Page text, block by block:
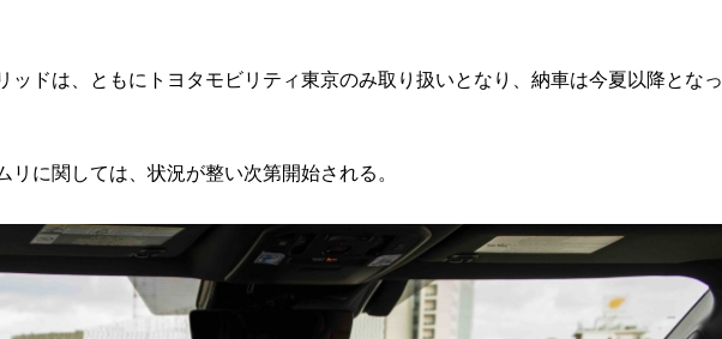
ドは、ともにトヨタモビリティ東京のみ取り扱いとなり、納車は今夏以降となっ
に関しては、状況が整い次第開始される。